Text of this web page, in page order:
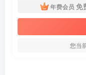
年费会员 免
您当